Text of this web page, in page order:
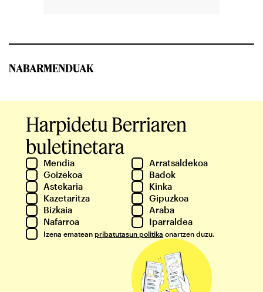
NABARMENDUAK
Harpidetu Berriaren
buletinetara
Mendia
Arratsaldekoa
Goizekoa
Badok
Astekaria
Kinka
Kazetaritza
Gipuzkoa
Bizkaia
Araba
Nafarroa
Iparraldea
Izena ematean pribatutasun politika onartzen duzu.